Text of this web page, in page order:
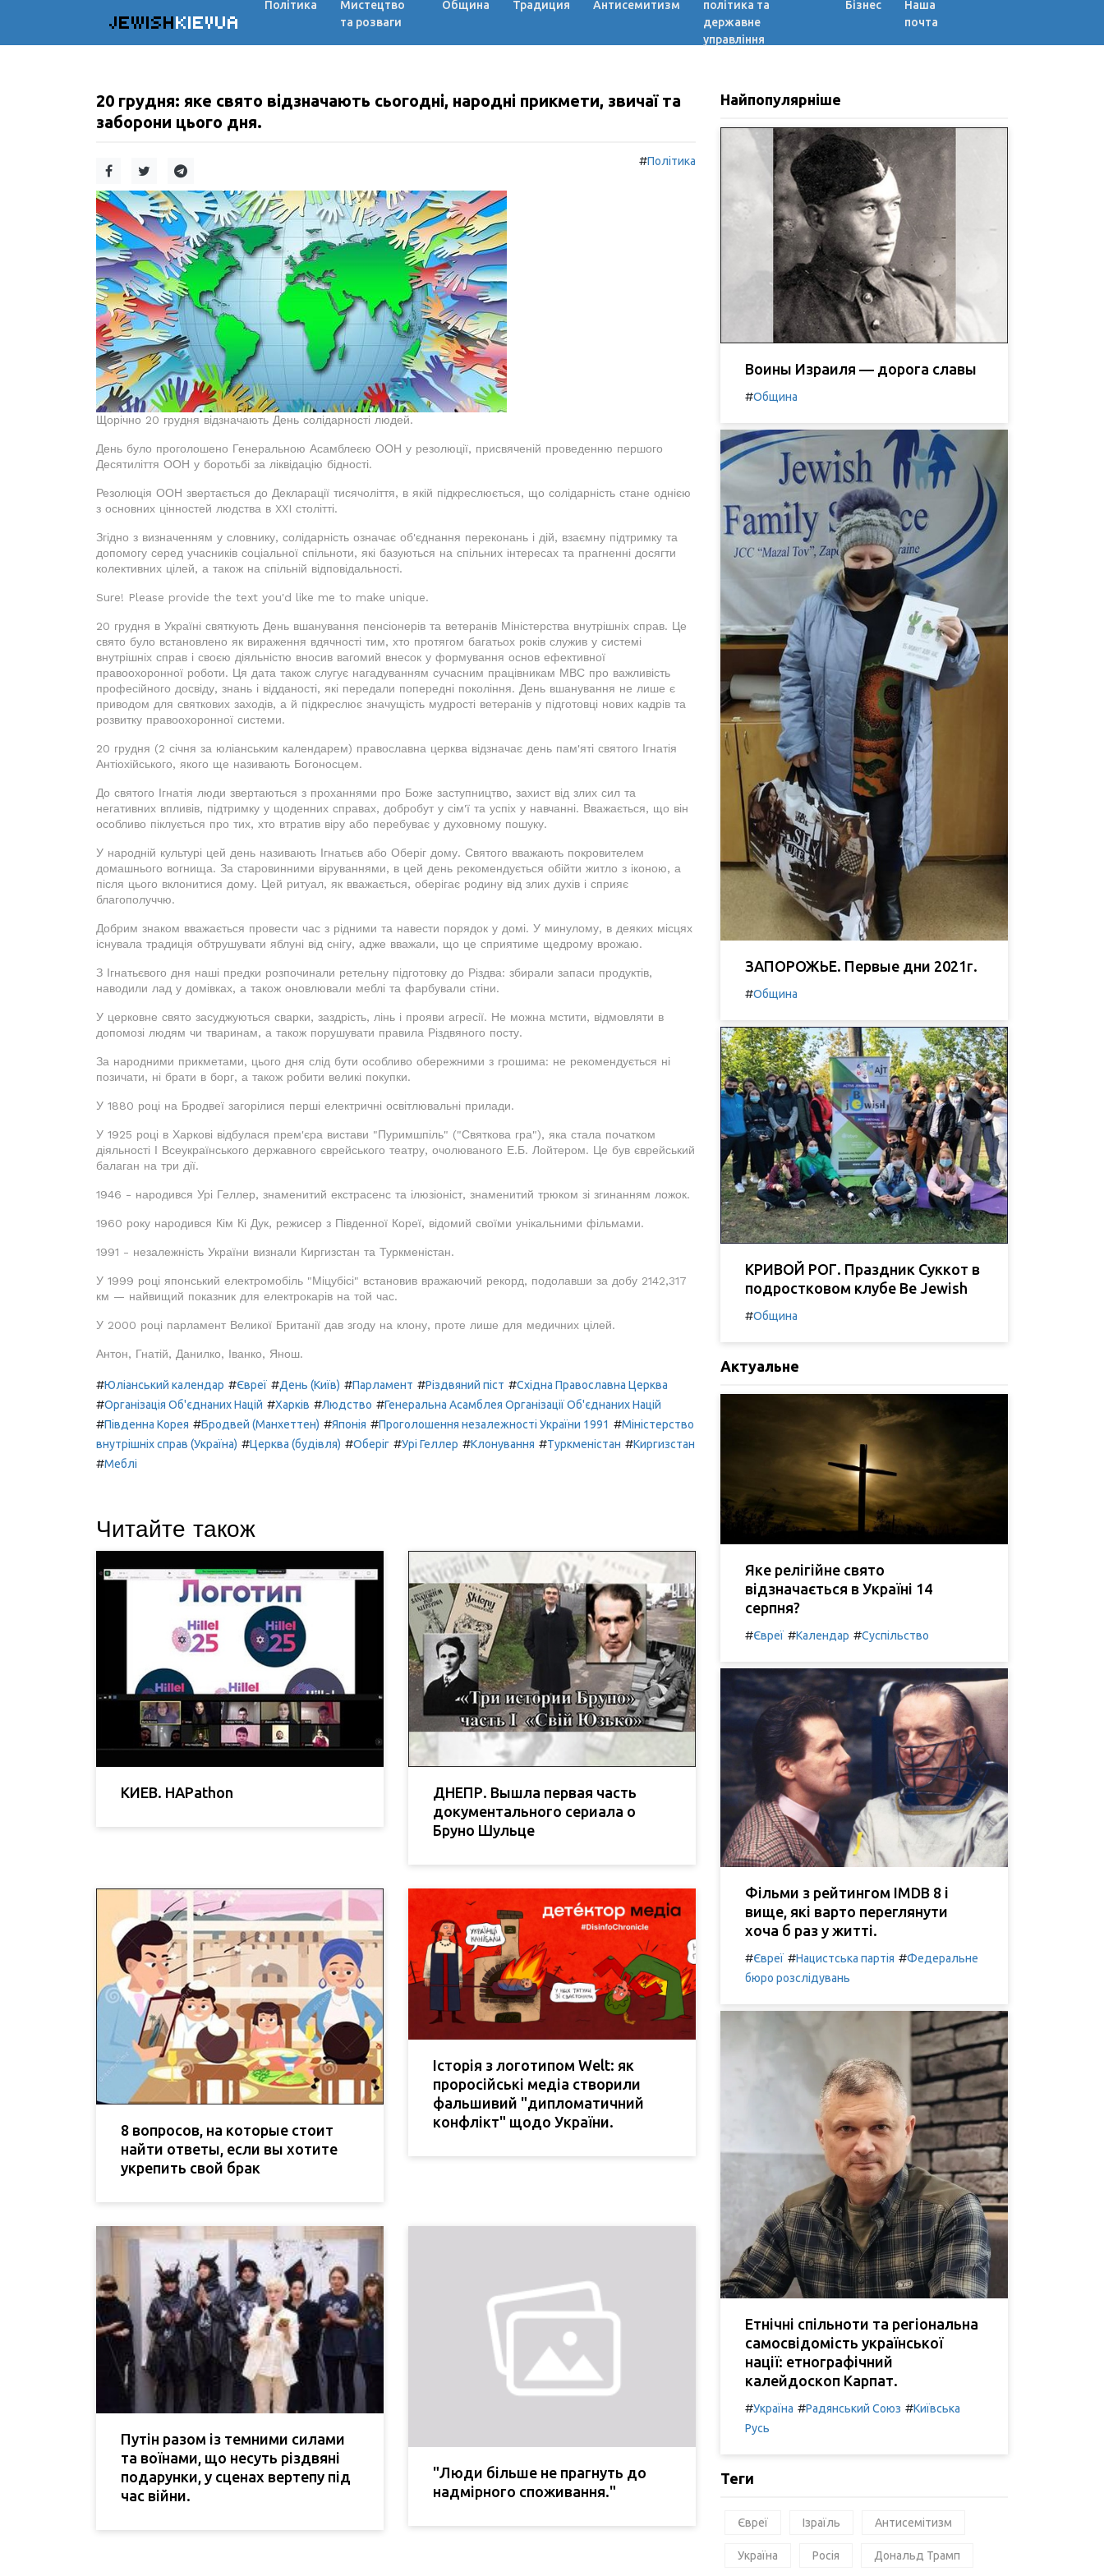
JEWISHKIEVUA
Політика
Мистецтво
та розваги
Община Традиция Антисемитизм
політика та
державне
управління
Бізнес
Наша
почта
20 грудня: яке свято відзначають сьогодні, народні прикмети, звичаї та
заборони цього дня.
#Політика
Щорічно 20 грудня відзначають День солідарності людей.
День було проголошено Генеральною Асамблеєю ООН у резолюції, присвяченій проведенню першого
Десятиліття ООН у боротьбі за ліквідацію бідності.
Резолюція ООН звертається до Декларації тисячоліття, в якій підкреслюється, що солідарність стане однією
з основних цінностей людства в XXI столітті.
Згідно з визначенням у словнику, солідарність означає об'єднання переконань і дій, взаємну підтримку та
допомогу серед учасників соціальної спільноти, які базуються на спільних інтересах та прагненні досягти
колективних цілей, а також на спільній відповідальності.
Sure! Please provide the text you'd like me to make unique.
20 грудня в Україні святкують День вшанування пенсіонерів та ветеранів Міністерства внутрішніх справ. Це
свято було встановлено як вираження вдячності тим, хто протягом багатьох років служив у системі
внутрішніх справ і своєю діяльністю вносив вагомий внесок у формування основ ефективної
правоохоронної роботи. Ця дата також слугує нагадуванням сучасним працівникам МВС про важливість
професійного досвіду, знань і відданості, які передали попередні покоління. День вшанування не лише є
приводом для святкових заходів, а й підкреслює значущість мудрості ветеранів у підготовці нових кадрів та
розвитку правоохоронної системи.
20 грудня (2 січня за юліанським календарем) православна церква відзначає день пам'яті святого Ігнатія
Антіохійського, якого ще називають Богоносцем.
До святого Ігнатія люди звертаються з проханнями про Боже заступництво, захист від злих сил та
негативних впливів, підтримку у щоденних справах, добробут у сім'ї та успіх у навчанні. Вважається, що він
особливо піклується про тих, хто втратив віру або перебуває у духовному пошуку.
У народній культурі цей день називають Ігнатьєв або Оберіг дому. Святого вважають покровителем
домашнього вогнища. За старовинними віруваннями, в цей день рекомендується обійти житло з іконою, а
після цього вклонитися дому. Цей ритуал, як вважається, оберігає родину від злих духів і сприяє
благополуччю.
Добрим знаком вважається провести час з рідними та навести порядок у домі. У минулому, в деяких місцях
існувала традиція обтрушувати яблуні від снігу, адже вважали, що це сприятиме щедрому врожаю.
З Ігнатьєвого дня наші предки розпочинали ретельну підготовку до Різдва: збирали запаси продуктів,
наводили лад у домівках, а також оновлювали меблі та фарбували стіни.
У церковне свято засуджуються сварки, заздрість, лінь і прояви агресії. Не можна мстити, відмовляти в
допомозі людям чи тваринам, а також порушувати правила Різдвяного посту.
За народними прикметами, цього дня слід бути особливо обережними з грошима: не рекомендується ні
позичати, ні брати в борг, а також робити великі покупки.
У 1880 році на Бродвеї загорілися перші електричні освітлювальні прилади.
У 1925 році в Харкові відбулася прем'єра вистави "Пуримшпіль" ("Святкова гра"), яка стала початком
діяльності І Всеукраїнського державного єврейського театру, очолюваного Е.Б. Лойтером. Це був єврейський
балаган на три дії.
1946 - народився Урі Геллер, знаменитий екстрасенс та ілюзіоніст, знаменитий трюком зі згинанням ложок.
1960 року народився Кім Кі Дук, режисер з Південної Кореї, відомий своїми унікальними фільмами.
1991 - незалежність України визнали Киргизстан та Туркменістан.
У 1999 році японський електромобіль "Міцубісі" встановив вражаючий рекорд, подолавши за добу 2142,317
км — найвищий показник для електрокарів на той час.
У 2000 році парламент Великої Британії дав згоду на клону, проте лише для медичних цілей.
Антон, Гнатій, Данилко, Іванко, Янош.
#Юліанський календар #Євреї #День (Київ) #Парламент #Різдвяний піст #Східна Православна Церква
#Організація Об'єднаних Націй #Харків #Людство #Генеральна Асамблея Організації Об'єднаних Націй
#Південна Корея #Бродвей (Манхеттен) #Японія #Проголошення незалежності України 1991 #Міністерство
внутрішніх справ (Україна) #Церква (будівля) #Оберіг #Урі Геллер #Клонування #Туркменістан #Киргизстан
#Меблі
Читайте також
КИЕВ. HAPathon
ДНЕПР. Вышла первая часть
документального сериала о
Бруно Шульце
8 вопросов, на которые стоит
найти ответы, если вы хотите
укрепить свой брак
Історія з логотипом Welt: як
проросійські медіа створили
фальшивий "дипломатичний
конфлікт" щодо України.
Путін разом із темними силами
та воїнами, що несуть різдвяні
подарунки, у сценах вертепу під
час війни.
"Люди більше не прагнуть до
надмірного споживання."
Найпопулярніше
Воины Израиля — дорога славы
#Община
ЗАПОРОЖЬЕ. Первые дни 2021г.
#Община
КРИВОЙ РОГ. Праздник Суккот в
подростковом клубе Be Jewish
#Община
Актуальне
Яке релігійне свято
відзначається в Україні 14
серпня?
#Євреї #Календар #Суспільство
Фільми з рейтингом IMDB 8 і
вище, які варто переглянути
хоча б раз у житті.
#Євреї #Нацистська партія #Федеральне
бюро розслідувань
Етнічні спільноти та регіональна
самосвідомість української
нації: етнографічний
калейдоскоп Карпат.
#Україна #Радянський Союз #Київська
Русь
Теги
Євреї Ізраїль Антисемітизм
Україна Росія Дональд Трамп